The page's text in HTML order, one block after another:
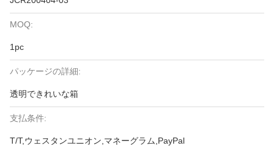
MOQ:
1pc
パッケージの詳細:
透明できれいな箱
支払条件:
T/T,ウェスタンユニオン,マネーグラム,PayPal